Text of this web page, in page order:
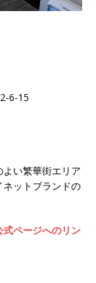
6-15
い繁華街エリア
ットブランドの
ページへのリン